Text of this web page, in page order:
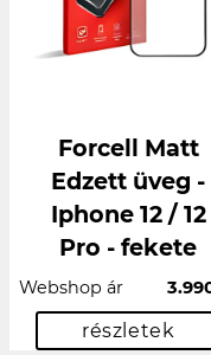
Forcell Matt
Edzett üveg -
Iphone 12 / 12
Pro - fekete
Webshop ár
részletek